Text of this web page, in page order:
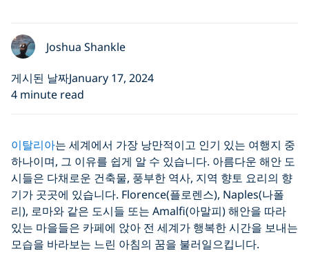
Joshua Shankle
게시된 날짜January 17, 2024
4 minute read
이탈리아는 세계에서 가장 낭만적이고 인기 있는 여행지 중
하나이며, 그 이유를 쉽게 알 수 있습니다. 아름다운 해안 도
시들은 다채로운 건축물, 풍부한 역사, 지역 향토 요리의 향
기가 곳곳에 있습니다. Florence(플로렌스), Naples(나폴
리), 로마와 같은 도시들 또는 Amalfi(아말피) 해안을 따라
있는 마을들은 카페에 앉아 전 세계가 행복한 시간을 보내는
모습을 바라보는 느린 아침의 꿈을 불러일으킵니다.